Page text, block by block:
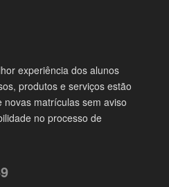
experiência dos alunos
produtos e serviços estão
matrículas sem aviso
no processo de